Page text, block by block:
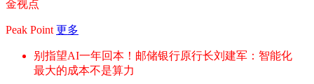
金视点
Peak Point 更多
别指望AI一年回本！邮储银行原行长刘建军：智能化
最大的成本不是算力